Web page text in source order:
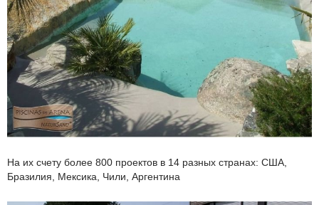
На их счету более 800 проектов в 14 разных странах: США,
Бразилия, Мексика, Чили, Аргентина